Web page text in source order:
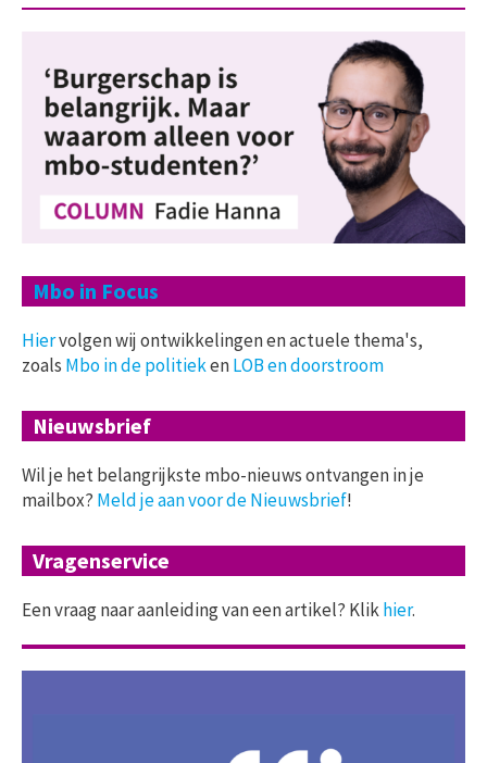
Mbo in Focus
Hiervolgen wij ontwikkelingen en actuele thema's,
zoals Mbo in de politiekenLOB en doorstroom
Nieuwsbrief
Wil je het belangrijkste mbo-nieuws ontvangen in je
mailbox? Meld je aan voor de Nieuwsbrief!
Vragenservice
Een vraag naar aanleiding van een artikel? Klikhier.